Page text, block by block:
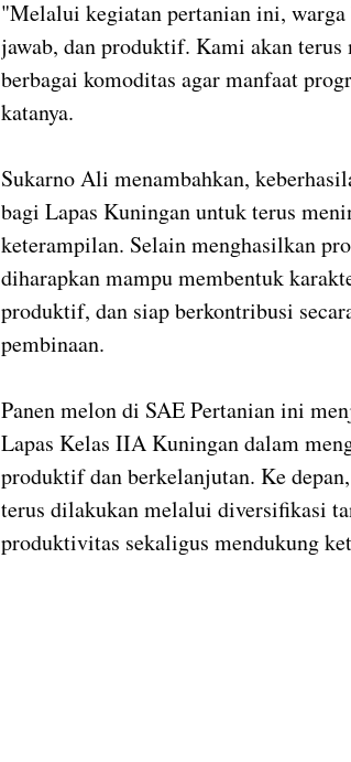
"Melalui kegiatan pertanian ini,
jawab, dan produktif. Kami akan terus
berbagai komoditas agar manfaat
katanya.
Sukarno Ali menambahkan,
bagi Lapas Kuningan untuk terus
keterampilan. Selain menghasilkan
diharapkan mampu membentuk
produktif, dan siap berkontribusi
pembinaan.
Panen melon di SAE Pertanian ini
Lapas Kelas IIA Kuningan dalam
produktif dan berkelanjutan. Ke
terus dilakukan melalui diversifikasi
produktivitas sekaligus mendukung